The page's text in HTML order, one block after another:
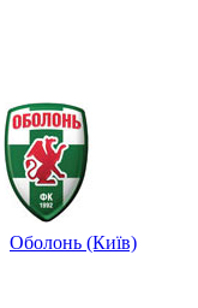
Оболонь (Київ)